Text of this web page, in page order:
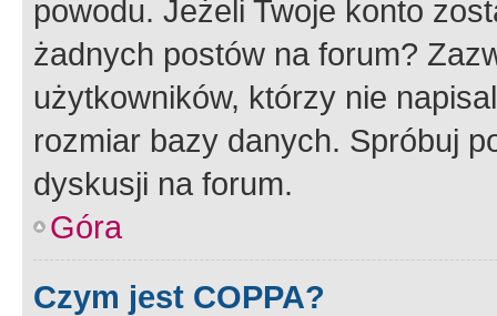
powodu. Jeżeli Twoje konto
żadnych postów na forum?
użytkowników, którzy nie
rozmiar bazy danych. Spróbuj
dyskusji na forum.
Góra
Czym jest COPPA?